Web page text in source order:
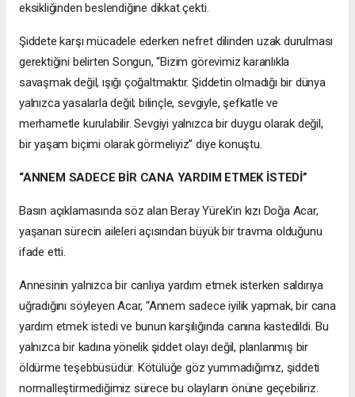
eksikliğinden beslendiğine dikkat çekti.
Şiddete karşı mücadele ederken nefret dilinden uzak durulması
gerektiğini belirten Songun, “Bizim görevimiz karanlıkla
savaşmak değil, ışığı çoğaltmaktır. Şiddetin olmadığı bir dünya
yalnızca yasalarla değil; bilinçle, sevgiyle, şefkatle ve
merhametle kurulabilir. Sevgiyi yalnızca bir duygu olarak değil,
bir yaşam biçimi olarak görmeliyiz” diye konuştu.
“ANNEM SADECE BİR CANA YARDIM ETMEK İSTEDİ”
Basın açıklamasında söz alan Beray Yürek’in kızı Doğa Acar,
yaşanan sürecin aileleri açısından büyük bir travma olduğunu
ifade etti.
Annesinin yalnızca bir canlıya yardım etmek isterken saldırıya
uğradığını söyleyen Acar, “Annem sadece iyilik yapmak, bir cana
yardım etmek istedi ve bunun karşılığında canına kastedildi. Bu
yalnızca bir kadına yönelik şiddet olayı değil, planlanmış bir
öldürme teşebbüsüdür. Kötülüğe göz yummadığımız, şiddeti
normalleştirmediğimiz sürece bu olayların önüne geçebiliriz.